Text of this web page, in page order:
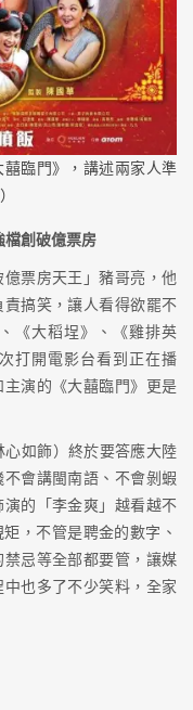
臨門》，講述兩家人準
創破億票房
票房天王」豬哥亮，他
搞笑，讓人看得欲罷不
《大稻埕》、《雞排英
打開電影台看到正在播
演的《大囍臨門》更是
心如飾）終於要答應大陸
會講閩南語、不會剝蝦
的「李金爽」越看越不
，不管是聘金的數字­­、
忌等全部都要管，讓媒
也多了不少笑料，全家